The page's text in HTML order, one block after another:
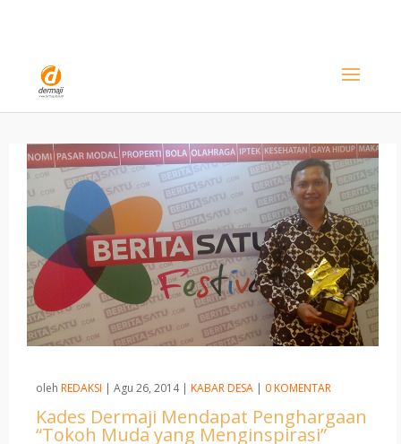
oleh REDAKSI | Agu 26, 2014| KABAR DESA | 0 KOMENTAR
Kades Dermaji Mendapat Penghargaan
“Tokoh Muda yang Menginspirasi”